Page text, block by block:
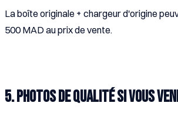
La boîte originale + chargeur d'origine
500 MAD au prix de vente.
5. Photos de qualité si vous